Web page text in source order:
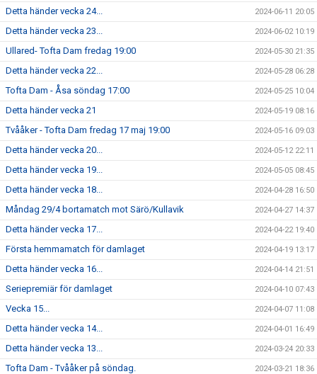
Detta händer vecka 24... 2024-06-11 20:05
Detta händer vecka 23... 2024-06-02 10:19
Ullared- Tofta Dam fredag 19:00 2024-05-30 21:35
Detta händer vecka 22... 2024-05-28 06:28
Tofta Dam - Åsa söndag 17:00 2024-05-25 10:04
Detta händer vecka 21 2024-05-19 08:16
Tvååker - Tofta Dam fredag 17 maj 19:00 2024-05-16 09:03
Detta händer vecka 20... 2024-05-12 22:11
Detta händer vecka 19... 2024-05-05 08:45
Detta händer vecka 18... 2024-04-28 16:50
Måndag 29/4 bortamatch mot Särö/Kullavik 2024-04-27 14:37
Detta händer vecka 17... 2024-04-22 19:40
Första hemmamatch för damlaget 2024-04-19 13:17
Detta händer vecka 16... 2024-04-14 21:51
Seriepremiär för damlaget 2024-04-10 07:43
Vecka 15... 2024-04-07 11:08
Detta händer vecka 14... 2024-04-01 16:49
Detta händer vecka 13... 2024-03-24 20:33
Tofta Dam - Tvååker på söndag. 2024-03-21 18:36